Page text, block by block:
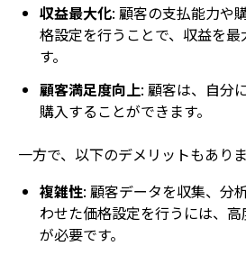
収益最大化: 顧客の支払能力や
格設定を行うことで、収益を
す。
顧客満足度向上: 顧客は、自分
購入することができます。
一方で、以下のデメリットもありま
複雑性: 顧客データを収集、分
わせた価格設定を行うには、
が必要です。